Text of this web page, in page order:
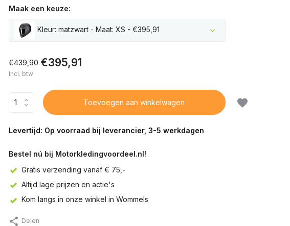
Maak een keuze:
Kleur: matzwart - Maat: XS - €395,91
€439,90 €395,91
Incl. btw
Toevoegen aan winkelwagen
Levertijd: Op voorraad bij leverancier, 3-5 werkdagen
Bestel nú bij Motorkledingvoordeel.nl!
Gratis verzending vanaf € 75,-
Altijd lage prijzen en actie's
Kom langs in onze winkel in Wommels
Delen